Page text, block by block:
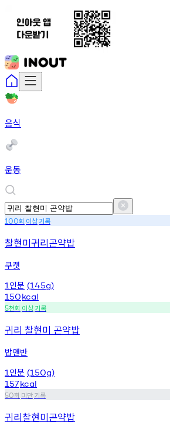
음식
운동
100회 이상기록
찰현미귀리곤약밥
쿠캣
1 인분 (145g)
150kcal
5천회 이상기록
귀리 찰현미 곤약밥
밥앤반
1 인분 (150g)
157kcal
50회 미만기록
귀리찰현미곤약밥